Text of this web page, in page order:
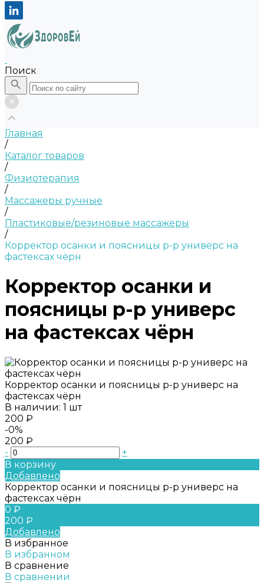
Поиск
Главная
/
Каталог товаров
/
Физиотерапия
/
Массажеры ручные
/
Пластиковые/резиновые массажеры
/
Корректор осанки и поясницы р-р универс на
фастексах чёрн
Корректор осанки и
поясницы р-р универс
на фастексах чёрн
Корректор осанки и поясницы р-р универс на
фастексах чёрн
В наличии: 1 шт
200 ₽
-0%
200 ₽
-
+
В корзину
Добавлено
Корректор осанки и поясницы р-р универс на
фастексах чёрн
0 ₽
200 ₽
Добавлено
В избранное
В избранном
В сравнение
В сравнении